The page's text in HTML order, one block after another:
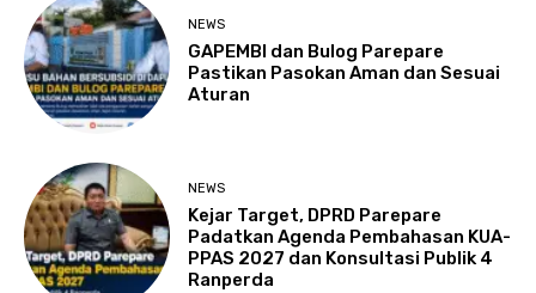
NEWS
GAPEMBI dan Bulog Parepare
Pastikan Pasokan Aman dan Sesuai
Aturan
NEWS
Kejar Target, DPRD Parepare
Padatkan Agenda Pembahasan KUA-
PPAS 2027 dan Konsultasi Publik 4
Ranperda